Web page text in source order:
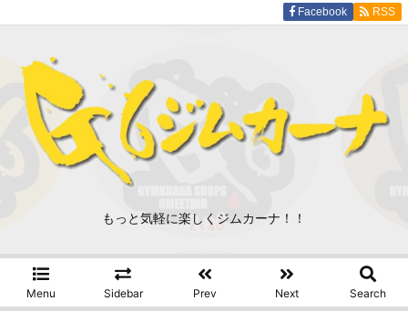
もっと気軽に楽しくジムカーナ！！
Menu Sidebar Prev Next Search
Facebook RSS